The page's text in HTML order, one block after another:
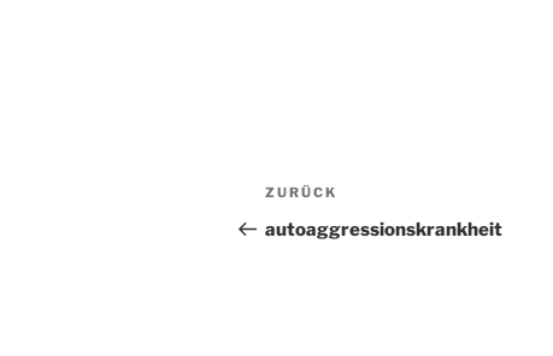
Beitragsnavigation
Vorheriger
Beitrag
ZURÜCK
autoaggressionskrankheit